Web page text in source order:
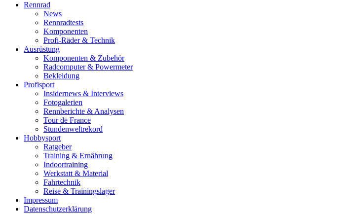
Rennrad
News
Rennradtests
Komponenten
Profi-Räder & Technik
Ausrüstung
Komponenten & Zubehör
Radcomputer & Powermeter
Bekleidung
Profisport
Insidernews & Interviews
Fotogalerien
Rennberichte & Analysen
Tour de France
Stundenweltrekord
Hobbysport
Ratgeber
Training & Ernährung
Indoortraining
Werkstatt & Material
Fahrtechnik
Reise & Trainingslager
Impressum
Datenschutzerklärung